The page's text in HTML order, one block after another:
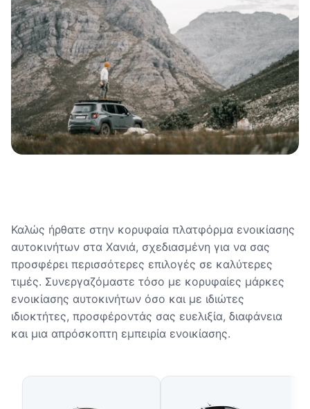
Καλώς ήρθατε στην κορυφαία πλατφόρμα ενοικίασης
αυτοκινήτων στα Χανιά, σχεδιασμένη για να σας
προσφέρει περισσότερες επιλογές σε καλύτερες
τιμές. Συνεργαζόμαστε τόσο με κορυφαίες μάρκες
ενοικίασης αυτοκινήτων όσο και με ιδιώτες
ιδιοκτήτες, προσφέροντάς σας ευελιξία, διαφάνεια
και μια απρόσκοπτη εμπειρία ενοικίασης.
Διαθέσιμοι τύποι